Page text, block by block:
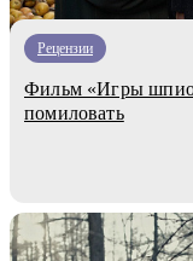
Рецензии
Фильм «Игры
помиловать